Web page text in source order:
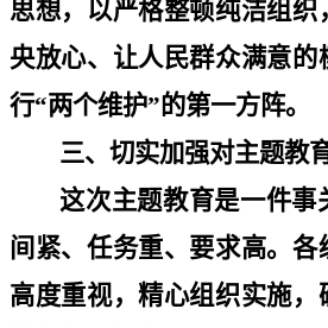
思想，以严格整顿纯洁组织
央放心、让人民群众满意的
行“两个维护”的第一方阵。
三、切实加强对主题教
这次主题教育是一件事
间紧、任务重、要求高。
高度重视，精心组织实施，